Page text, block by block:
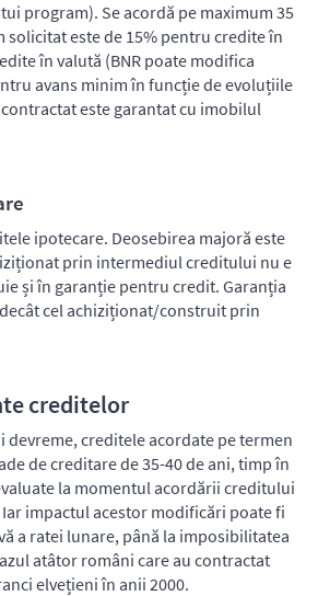
program). Se acordă pe maximum 35
solicitat este de 15% pentru credite în
în valută (BNR poate modifica
avans minim în funcție de evoluțiile
este garantat cu imobilul
ipotecare. Deosebirea majoră este
prin intermediul creditului nu e
și în garanție pentru credit. Garanția
cel achiziționat/construit prin
creditelor
devreme, creditele acordate pe termen
de creditare de 35-40 de ani, timp în
la momentul acordării creditului
impactul acestor modificări poate fi
a ratei lunare, până la imposibilitatea
atâtor români care au contractat
elvețieni în anii 2000.